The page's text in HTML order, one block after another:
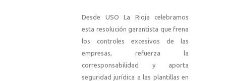
Desde USO La Rioja celebramos
esta resolución garantista que frena
los controles excesivos de las
empresas, refuerza la
corresponsabilidad y aporta
seguridad jurídica a las plantillas en